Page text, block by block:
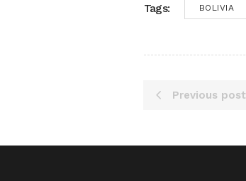
Tags: BOLIVIA
Previous post